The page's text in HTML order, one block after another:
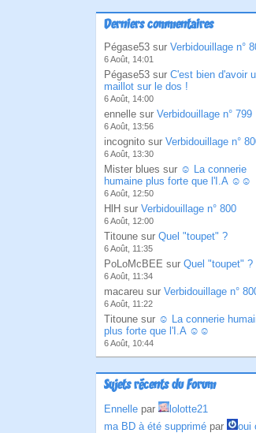
Derniers commentaires
Pégase53 sur Verbidouillage n°
6 Août, 14:01
Pégase53 sur C'est bien d'avoir
maillot sur le dos !
6 Août, 14:00
ennelle sur Verbidouillage n° 799
6 Août, 13:56
incognito sur Verbidouillage n°
6 Août, 13:30
Mister blues sur ☺ La connerie
humaine plus forte que l'I.A ☺☺
6 Août, 12:50
HlH sur Verbidouillage n° 800
6 Août, 12:00
Titoune sur Quel "toupet" ?
6 Août, 11:35
PoLoMcBEE sur Quel "toupet" ?
6 Août, 11:34
macareu sur Verbidouillage n°
6 Août, 11:22
Titoune sur ☺ La connerie
plus forte que l'I.A ☺☺
6 Août, 10:44
Sujets récents du Forum
Ennelle par
lolotte21
ma BD à été supprimé par
oui